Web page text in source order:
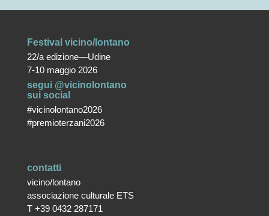
Festival vicino/lontano
22/a edizione—Udine
7-10 maggio 2026
segui @vicinolontano
sui social
#vicinolontano2026
#premioterzani2026
contatti
vicino/lontano
associazione culturale ETS
T +39 0432 287171